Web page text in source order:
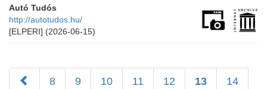
Autó Tudós
http://autotudos.hu/
[ELPERI] (2026-06-15)
8 9 10 11 12 13 14